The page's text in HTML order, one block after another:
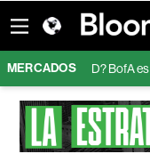
MERCADOS
de AMD? BofA es